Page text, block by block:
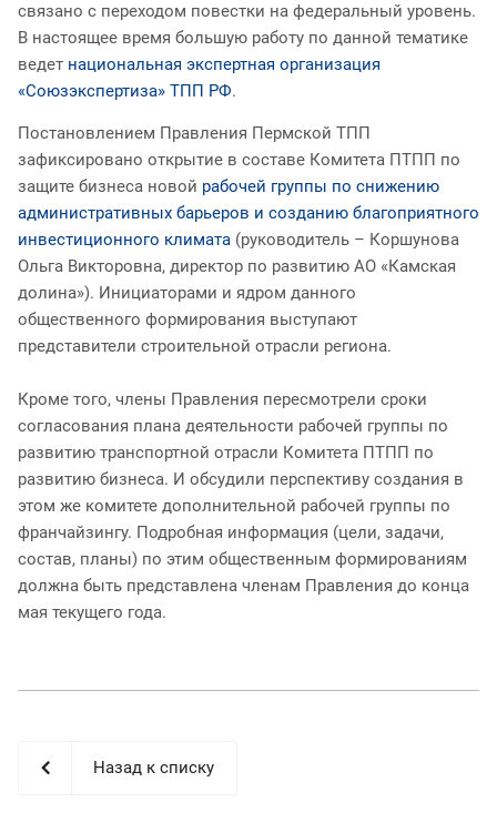
связано с переходом повестки на федеральный уровень.
В настоящее время большую работу по данной тематике
ведет национальная экспертная организация
«Союзэкспертиза» ТПП РФ.
Постановлением Правления Пермской ТПП
зафиксировано открытие в составе Комитета ПТПП по
защите бизнеса новой рабочей группы по снижению
административных барьеров и созданию благоприятного
инвестиционного климата (руководитель – Коршунова
Ольга Викторовна, директор по развитию АО «Камская
долина»). Инициаторами и ядром данного
общественного формирования выступают
представители строительной отрасли региона.
Кроме того, члены Правления пересмотрели сроки
согласования плана деятельности рабочей группы по
развитию транспортной отрасли Комитета ПТПП по
развитию бизнеса. И обсудили перспективу создания в
этом же комитете дополнительной рабочей группы по
франчайзингу. Подробная информация (цели, задачи,
состав, планы) по этим общественным формированиям
должна быть представлена членам Правления до конца
мая текущего года.
Назад к списку